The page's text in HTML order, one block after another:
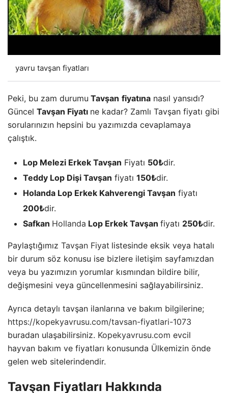
yavru tavşan fiyatları
Peki, bu zam durumu Tavşan fiyatına nasıl yansıdı?
Güncel Tavşan Fiyatı ne kadar? Zamlı Tavşan fiyatı gibi
sorularınızın hepsini bu yazımızda cevaplamaya
çalıştık.
Lop Melezi Erkek Tavşan Fiyatı 50₺dir.
Teddy Lop Dişi Tavşan fiyatı 150₺dir.
Holanda Lop Erkek Kahverengi Tavşan fiyatı
200₺dir.
Safkan Hollanda Lop Erkek Tavşan fiyatı 250₺dir.
Paylaştığımız Tavşan Fiyat listesinde eksik veya hatalı
bir durum söz konusu ise bizlere iletişim sayfamızdan
veya bu yazımızın yorumlar kısmından bildire bilir,
değişmesini veya güncellenmesini sağlayabilirsiniz.
Ayrıca detaylı tavşan ilanlarına ve bakım bilgilerine;
https://kopekyavrusu.com/tavsan-fiyatlari-1073
buradan ulaşabilirsiniz. Kopekyavrusu.com evcil
hayvan bakım ve fiyatları konusunda Ülkemizin önde
gelen web sitelerindendir.
Tavşan Fiyatları Hakkında